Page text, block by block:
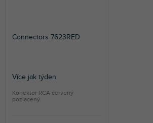
Connectors 7623RED
Více jak týden
Konektor RCA červený
pozlacený.